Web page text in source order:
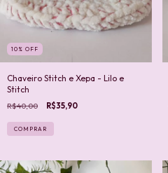
10 % OFF
Chaveiro Stitch e Xepa - Lilo e
Stitch
R$40,00 R$35,90
COMPRAR